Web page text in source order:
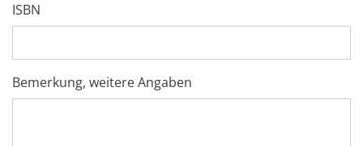
ISBN
Bemerkung, weitere Angaben